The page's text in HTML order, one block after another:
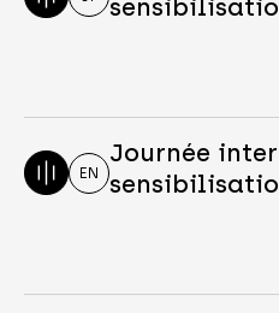
EN
Journée